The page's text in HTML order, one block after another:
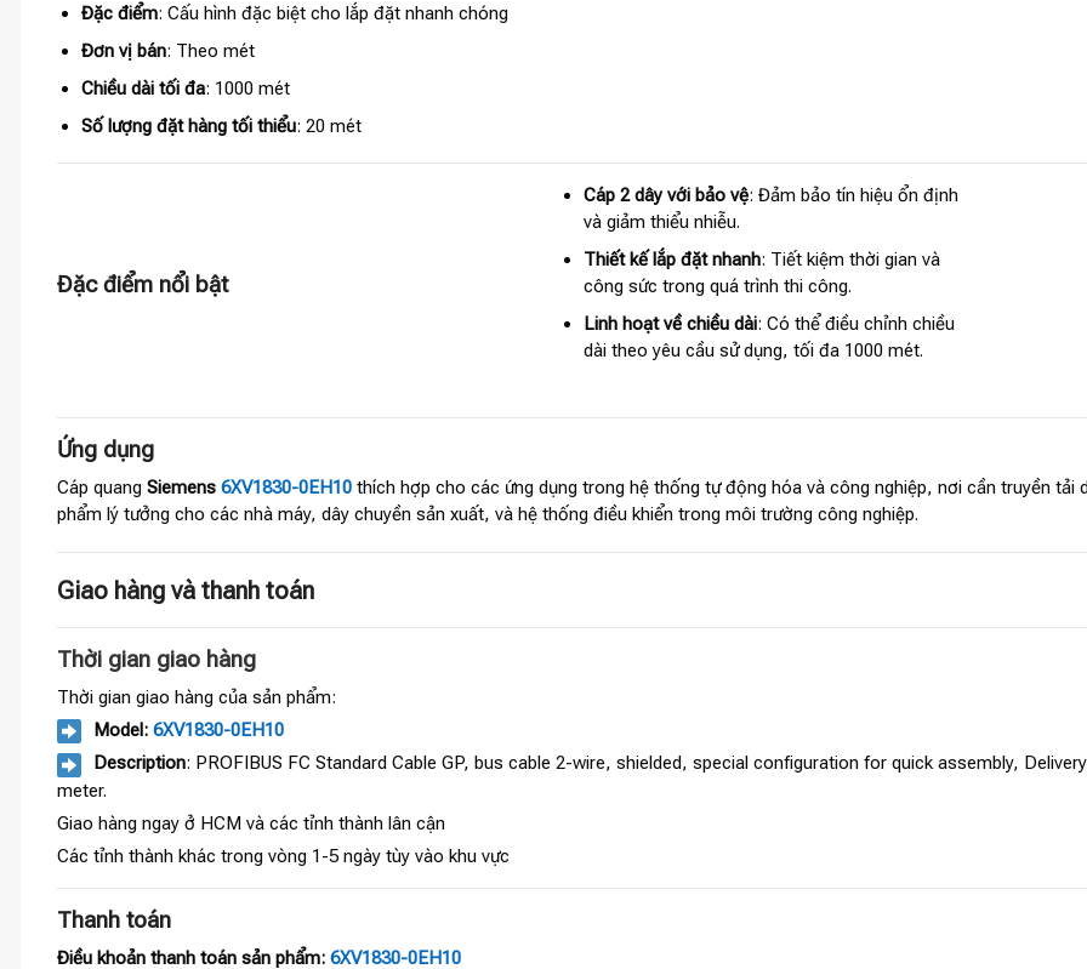
Đặc điểm: Cấu hình đặc biệt cho lắp đặt nhanh chóng
Đơn vị bán: Theo mét
Chiều dài tối đa: 1000 mét
Số lượng đặt hàng tối thiểu: 20 mét
Đặc điểm nổi bật
Cáp 2 dây với bảo vệ: Đảm bảo tín hiệu ổn định
và giảm thiểu nhiễu.
Thiết kế lắp đặt nhanh: Tiết kiệm thời gian và
công sức trong quá trình thi công.
Linh hoạt về chiều dài: Có thể điều chỉnh chiều
dài theo yêu cầu sử dụng, tối đa 1000 mét.
Ứng dụng
Cáp quang Siemens 6XV1830-0EH10 thích hợp cho các ứng dụng trong hệ thống tự động hóa và công nghiệp, nơi cần truyền tải
phẩm lý tưởng cho các nhà máy, dây chuyền sản xuất, và hệ thống điều khiển trong môi trường công nghiệp.
Giao hàng và thanh toán
Thời gian giao hàng
Thời gian giao hàng của sản phẩm:
Model: 6XV1830-0EH10
Description: PROFIBUS FC Standard Cable GP, bus cable 2-wire, shielded, special configuration for quick assembly,
meter.
Giao hàng ngay ở HCM và các tỉnh thành lân cận
Các tỉnh thành khác trong vòng 1-5 ngày tùy vào khu vực
Thanh toán
Điều khoản thanh toán sản phẩm: 6XV1830-0EH10